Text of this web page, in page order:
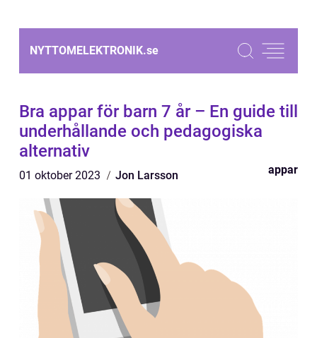
NYTTOMELEKTRONIK.se
Bra appar för barn 7 år – En guide till
underhållande och pedagogiska
alternativ
01 oktober 2023 Jon Larsson appar